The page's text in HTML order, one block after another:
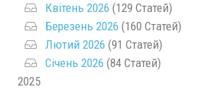
Квітень 2026 (129 Статей)
Березень 2026 (160 Статей)
Лютий 2026 (91 Статей)
Січень 2026 (84 Статей)
2025